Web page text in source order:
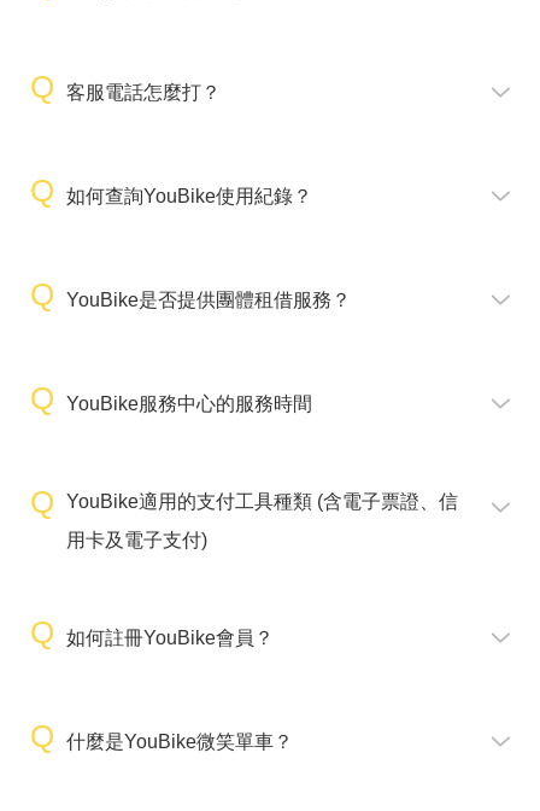
客服電話怎麼打？
如何查詢YouBike使用紀錄？
YouBike是否提供團體租借服務？
YouBike服務中心的服務時間
YouBike適用的支付工具種類 (含電子票證、信
用卡及電子支付)
如何註冊YouBike會員？
什麼是YouBike微笑單車？